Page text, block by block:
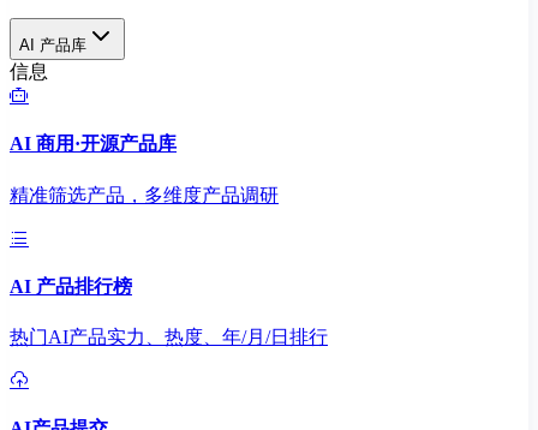
AI 产品库
信息
AI 商用·开源产品库
精准筛选产品，多维度产品调研
AI 产品排行榜
热门AI产品实力、热度、年/月/日排行